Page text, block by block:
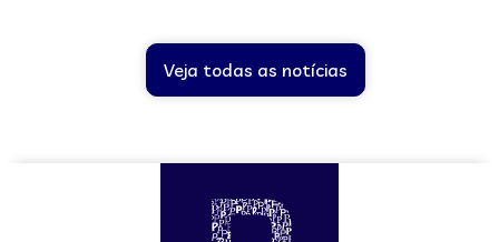
Veja todas as notícias